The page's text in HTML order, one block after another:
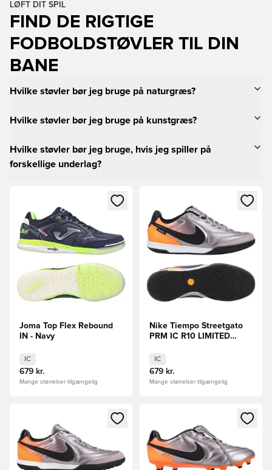
LØFT DIT SPIL
FIND DE RIGTIGE
FODBOLDSTØVLER TIL DIN
BANE
Hvilke støvler bør jeg bruge på naturgræs?
Hvilke støvler bør jeg bruge på kunstgræs?
Hvilke støvler bør jeg bruge, hvis jeg spiller på
forskellige underlag?
Åbner en Modal til at logge ind eller tilmelde dig som
Joma Top Flex Rebound
IN - Navy
IC
679 kr.
Mange størrelser tilgængelig
Åbner en Modal til at logge
Nike Tiempo Streetgato
PRM IC R10 LIMITED
IC
679 kr.
Mange størrelser tilgængelig
Åbner en Modal til at logge ind eller tilmelde dig som
Åbner en Modal til at logge